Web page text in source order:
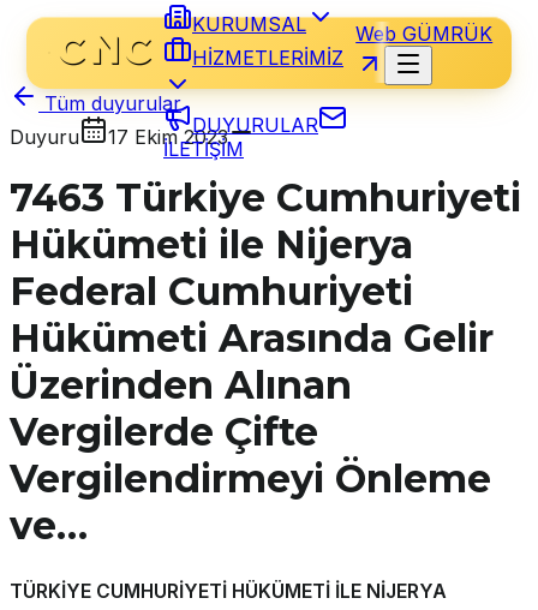
KURUMSAL
HİZMETLERİMİZ
DUYURULAR
İLETİŞİM
Web GÜMRÜK
Tüm duyurular
Duyuru
17 Ekim 2023
7463 Türkiye Cumhuriyeti
Hükümeti ile Nijerya
Federal Cumhuriyeti
Hükümeti Arasında Gelir
Üzerinden Alınan
Vergilerde Çifte
Vergilendirmeyi Önleme
ve…
TÜRKİYE CUMHURİYETİ HÜKÜMETİ İLE NİJERYA